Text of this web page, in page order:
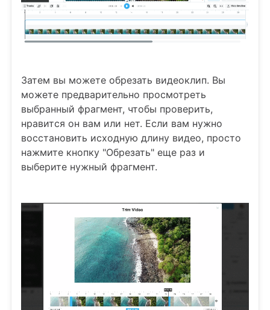
Затем вы можете обрезать видеоклип. Вы
можете предварительно просмотреть
выбранный фрагмент, чтобы проверить,
нравится он вам или нет. Если вам нужно
восстановить исходную длину видео, просто
нажмите кнопку "Обрезать" еще раз и
выберите нужный фрагмент.